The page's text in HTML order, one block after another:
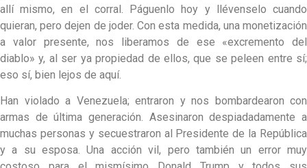
allí mismo, en el corral. Páguenlo hoy y llévenselo cuando
quieran, pero dejen de joder. Con esta medida, una monetización
a valor presente, nos liberamos de ese «excremento del
diablo» y, al ser ya propiedad de ellos, que se peleen entre sí;
eso sí, bien lejos de aquí.
Han violado a Venezuela; entraron y nos bombardearon con
armas de última generación. Asesinaron despiadadamente a
muchas personas y secuestraron al Presidente de la República
y a su esposa. Una acción vil, pero también un error muy